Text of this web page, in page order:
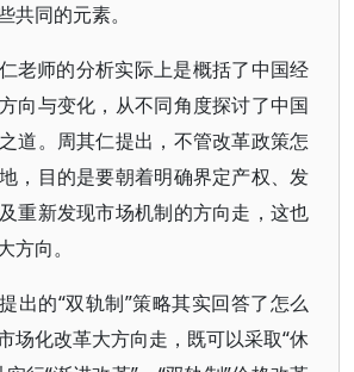
共同的元素。
老师的分析实际上是概括了中国经
向与变化，从不同角度探讨了中国
道。周其仁提出，不管改革政策怎
，目的是要朝着明确界定产权、发
重新发现市场机制的方向走，这也
方向。
出的“双轨制”策略其实回答了怎么
场化改革大方向走，既可以采取“休